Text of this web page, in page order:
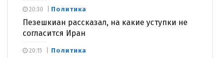
Политика
Пезешкиан рассказал, на какие уступки не
согласится Иран
20:30
Политика
20:15